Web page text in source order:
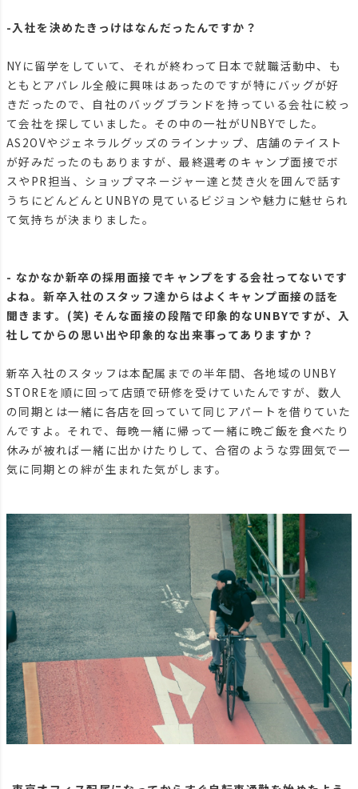
-入社を決めたきっけはなんだったんですか？
NYに留学をしていて、それが終わって日本で就職活動中、も
ともとアパレル全般に興味はあったのですが特にバッグが好
きだったので、自社のバッグブランドを持っている会社に絞っ
て会社を探していました。その中の一社がUNBYでした。
AS2OVやジェネラルグッズのラインナップ、店舗のテイスト
が好みだったのもありますが、最終選考のキャンプ面接でボ
スやPR担当、ショップマネージャー達と焚き火を囲んで話す
うちにどんどんとUNBYの見ているビジョンや魅力に魅せられ
て気持ちが決まりました。
- なかなか新卒の採用面接でキャンプをする会社ってないです
よね。新卒入社のスタッフ達からはよくキャンプ面接の話を
聞きます。(笑) そんな面接の段階で印象的なUNBYですが、入
社してからの思い出や印象的な出来事ってありますか？
新卒入社のスタッフは本配属までの半年間、各地域のUNBY
STOREを順に回って店頭で研修を受けていたんですが、数人
の同期とは一緒に各店を回っていて同じアパートを借りていた
んですよ。それで、毎晩一緒に帰って一緒に晩ご飯を食べたり
休みが被れば一緒に出かけたりして、合宿のような雰囲気で一
気に同期との絆が生まれた気がします。